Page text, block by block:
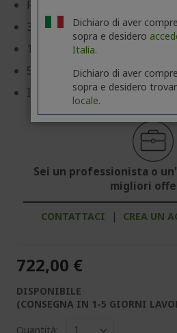
Processore Intel® Core™ i5-
39,6 cm (15,6") Full HD (1920
16 GB, LPDDR5
512 GB SSD
Intel® UHD Graphics con
Sei un professionista o
migliori
CONTATTACI | CREA UN
722,00 €
DISPONIBILE
(CONSEGNA IN 1-5 GIORNI
Quantità:
Dichiaro di aver
sopra e desidero
Italia.
Dichiaro di aver
sopra e desidero
locale.